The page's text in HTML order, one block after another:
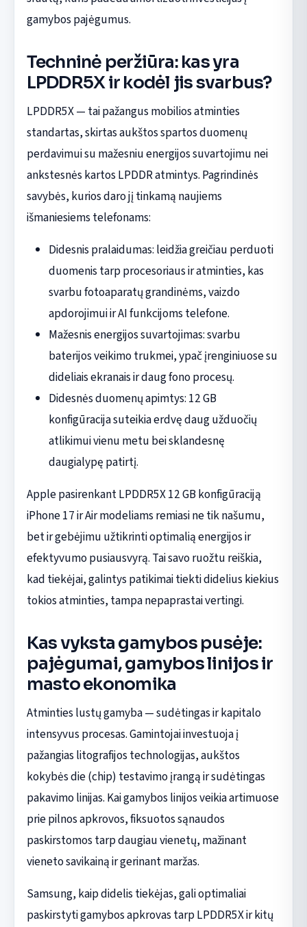
gamybos pajėgumus.
Techninė peržiūra: kas yra
LPDDR5X ir kodėl jis svarbus?
LPDDR5X — tai pažangus mobilios atminties
standartas, skirtas aukštos spartos duomenų
perdavimui su mažesniu energijos suvartojimu nei
ankstesnės kartos LPDDR atmintys. Pagrindinės
savybės, kurios daro jį tinkamą naujiems
išmaniesiems telefonams:
Didesnis pralaidumas: leidžia greičiau perduoti
duomenis tarp procesoriaus ir atminties, kas
svarbu fotoaparatų grandinėms, vaizdo
apdorojimui ir AI funkcijoms telefone.
Mažesnis energijos suvartojimas: svarbu
baterijos veikimo trukmei, ypač įrenginiuose su
dideliais ekranais ir daug fono procesų.
Didesnės duomenų apimtys: 12 GB
konfigūracija suteikia erdvę daug užduočių
atlikimui vienu metu bei sklandesnę
daugialypę patirtį.
Apple pasirenkant LPDDR5X 12 GB konfigūraciją
iPhone 17 ir Air modeliams remiasi ne tik našumu,
bet ir gebėjimu užtikrinti optimalią energijos ir
efektyvumo pusiausvyrą. Tai savo ruožtu reiškia,
kad tiekėjai, galintys patikimai tiekti didelius kiekius
tokios atminties, tampa nepaprastai vertingi.
Kas vyksta gamybos pusėje:
pajėgumai, gamybos linijos ir
masto ekonomika
Atminties lustų gamyba — sudėtingas ir kapitalo
intensyvus procesas. Gamintojai investuoja į
pažangias litografijos technologijas, aukštos
kokybės die (chip) testavimo įrangą ir sudėtingas
pakavimo linijas. Kai gamybos linijos veikia artimuose
prie pilnos apkrovos, fiksuotos sąnaudos
paskirstomos tarp daugiau vienetų, mažinant
vieneto savikainą ir gerinant maržas.
Samsung, kaip didelis tiekėjas, gali optimaliai
paskirstyti gamybos apkrovas tarp LPDDR5X ir kitų